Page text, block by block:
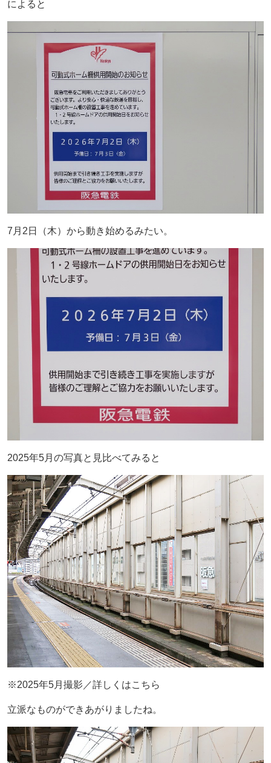
によると
7月2日（木）から動き始めるみたい。
2025年5月の写真と見比べてみると
※2025年5月撮影／詳しくはこちら
立派なものができあがりましたね。